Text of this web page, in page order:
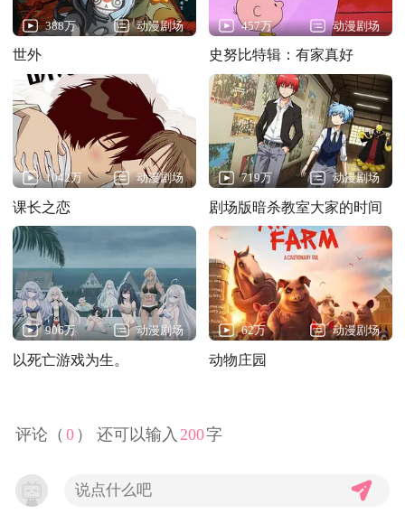
388万 动漫剧场
世外
457万 动漫剧场
史努比特辑：有家真好
1042万 动漫剧场
课长之恋
719万 动漫剧场
剧场版暗杀教室大家的时间
906万 动漫剧场
以死亡游戏为生。
62万 动漫剧场
动物庄园
评论（ 0 ） 还可以输入 200字